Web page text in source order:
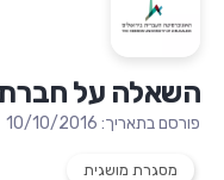
השאלה על
פורסם בתאריך: 10/10/2016
מסגרת מושגית